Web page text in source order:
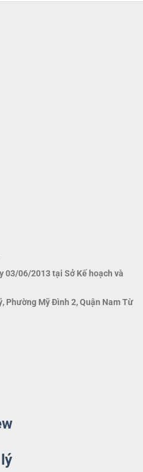
03/06/2013 tại Sở Kế hoạch và
Phường Mỹ Đình 2, Quận Nam Từ